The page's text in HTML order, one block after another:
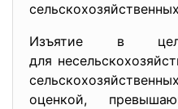
Изъятие в
для
оценкой,